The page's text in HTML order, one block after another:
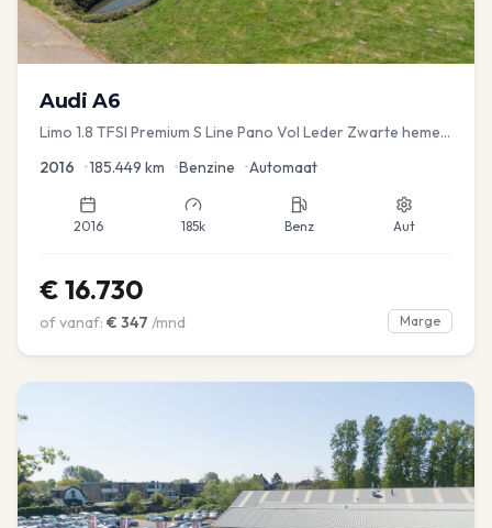
Audi A6
Limo 1.8 TFSI Premium S Line Pano Vol Leder Zwarte hemel
2016 •185.449 km •Benzine •Automaat
2016 185k Benz Aut
€ 16.730
of vanaf: € 347 /mnd Marge